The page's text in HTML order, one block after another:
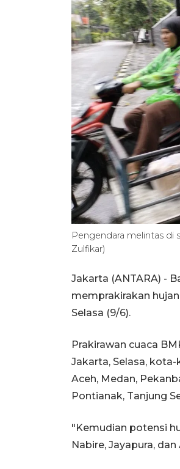
Pengendara melintas di
Zulfikar)
Jakarta (ANTARA) -
memprakirakan
Selasa (9/6).
Prakirawan cuaca
Jakarta, Selasa,
Aceh, Medan,
Pontianak, Tanjung
"Kemudian potensi
Nabire, Jayapura,